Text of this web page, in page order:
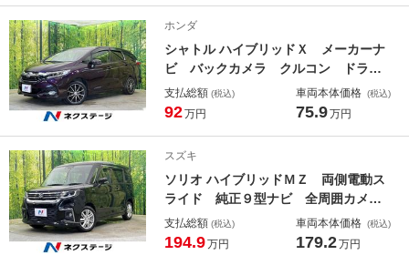
ＥＤヘッド
ホンダ
シャトル ハイブリッドＸ メーカーナ
ビ バックカメラ クルコン ドラレ
コ 寒冷地仕様 衝突被害軽減システ
ム フルセグ 禁煙車 ハーフレザー
ｅｔｏｏｔｈ
支払総額 (税込)
92万円
車両本体価格 (税込)
75.9万円
スズキ
ソリオ ハイブリッドＭＺ 両側電動ス
ライド 純正９型ナビ 全周囲カメ
ラ セーフティサポート レーダーク
ルーズ 禁煙車 シートヒーター Ｌ
支払総額 (税込)
194.9万円
車両本体価格 (税込)
179.2万円